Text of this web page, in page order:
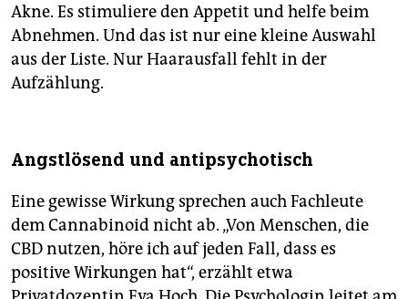
Akne. Es stimuliere den Appetit und helfe beim
Abnehmen. Und das ist nur eine kleine Auswahl
aus der Liste. Nur Haarausfall fehlt in der
Aufzählung.
Angstlösend und antipsychotisch
Eine gewisse Wirkung sprechen auch Fachleute
dem Cannabinoid nicht ab. „Von Menschen, die
CBD nutzen, höre ich auf jeden Fall, dass es
positive Wirkungen hat“, erzählt etwa